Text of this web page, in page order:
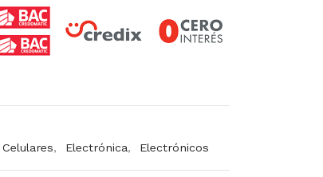
Celulares, Electrónica, Electrónicos